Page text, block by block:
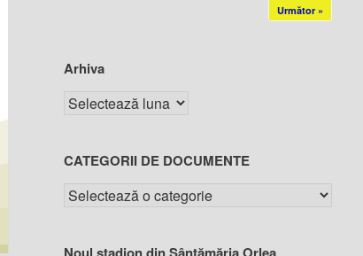
Următor »
Arhiva
CATEGORII DE DOCUMENTE